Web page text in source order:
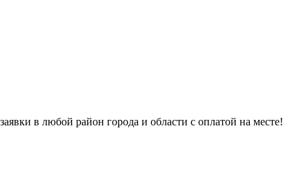
в любой район города и области с оплатой на месте!